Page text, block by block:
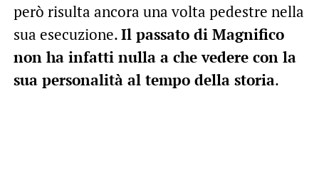
però risulta ancora una volta pedestre nella
sua esecuzione.Il passato di Magnifico
non ha infatti nulla a che vedere con la
sua personalità al tempo della storia.